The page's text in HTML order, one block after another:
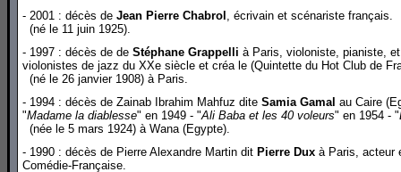
- 2001 : décès de Jean Pierre Chabrol , écrivain et scénariste français.
(né le 11 juin 1925).
- 1997 : décès de de Stéphane Grappelli à Paris, violoniste, pianiste,
violonistes de jazz du XXe siècle et créa le (Quintette du Hot Club de
(né le 26 janvier 1908) à Paris.
- 1994 : décès de Zainab Ibrahim Mahfuz dite Samia Gamal au Caire
"Madame la diablesse" en 1949 - "Ali Baba et les 40 voleurs" en 1954 - "
(née le 5 mars 1924) à Wana (Egypte).
- 1990 : décès de Pierre Alexandre Martin dit Pierre Dux à Paris, acteur
Comédie-Française.